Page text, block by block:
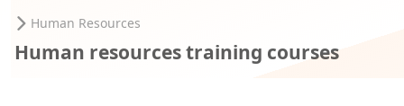
Human Resources
Human resources training courses